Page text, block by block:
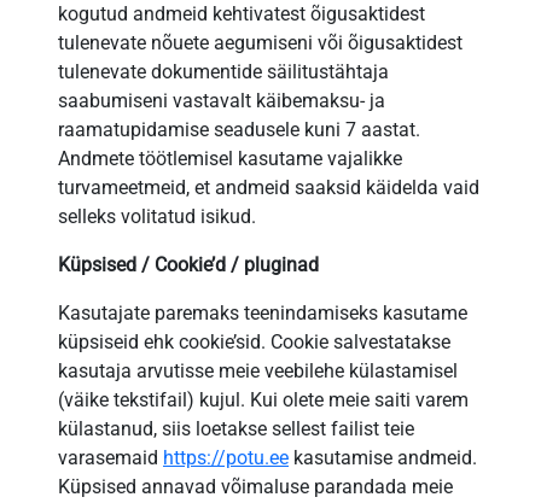
kogutud andmeid kehtivatest õigusaktidest
tulenevate nõuete aegumiseni või õigusaktidest
tulenevate dokumentide säilitustähtaja
saabumiseni vastavalt käibemaksu- ja
raamatupidamise seadusele kuni 7 aastat.
Andmete töötlemisel kasutame vajalikke
turvameetmeid, et andmeid saaksid käidelda vaid
selleks volitatud isikud.
Küpsised / Cookie’d / pluginad
Kasutajate paremaks teenindamiseks kasutame
küpsiseid ehk cookie’sid. Cookie salvestatakse
kasutaja arvutisse meie veebilehe külastamisel
(väike tekstifail) kujul. Kui olete meie saiti varem
külastanud, siis loetakse sellest failist teie
varasemaid https://potu.ee kasutamise andmeid.
Küpsised annavad võimaluse parandada meie